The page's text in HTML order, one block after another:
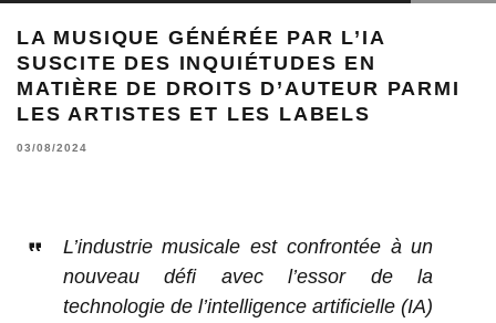
LA MUSIQUE GÉNÉRÉE PAR L’IA
SUSCITE DES INQUIÉTUDES EN
MATIÈRE DE DROITS D’AUTEUR PARMI
LES ARTISTES ET LES LABELS
03/08/2024
L’industrie musicale est confrontée à un
nouveau défi avec l’essor de la
technologie de l’intelligence artificielle (IA)